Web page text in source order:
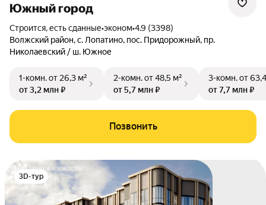
Южный город
Строится, есть сданные•эконом•4.9 (3398)
Волжский район,с. Лопатино, пос. Придорожный, пр.
Николаевский / ш. Южное
1-комн.от 26,3 м²
от 3,2 млн ₽
2-комн.от 48,5 м²
от 5,7 млн ₽
3-комн.от
от 7,7 млн ₽
Позвонить
3D-тур